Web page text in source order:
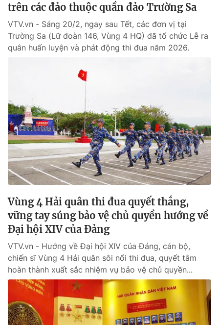
Emagazine Podcast
Photo Infographic
VTV Money
VTV Sức khoẻ Bất động sản
Thị trường 24h Tấm lòng Việt
VTV4 Vươn mình bằng AI
VTV9 VTV8
Liên hệ tòa soạn English
THỜI BÁO VTV
Theo dõi báo trên
trên các đảo thuộc quần đảo Trường Sa
VTV.vn - Sáng 20/2, ngay sau Tết, các đơn vị tại
Trường Sa (Lữ đoàn 146, Vùng 4 HQ) đã tổ chức Lễ ra
quân huấn luyện và phát động thi đua năm 2026.
Vùng 4 Hải quân thi đua quyết thắng,
vững tay súng bảo vệ chủ quyền hướng về
Đại hội XIV của Đảng
VTV.vn - Hướng về Đại hội XIV của Đảng, cán bộ,
chiến sĩ Vùng 4 Hải quân sôi nổi thi đua, quyết tâm
hoàn thành xuất sắc nhiệm vụ bảo vệ chủ quyền...